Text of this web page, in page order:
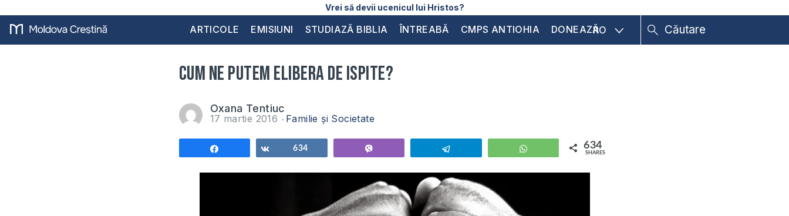
Vrei să devii ucenicul lui Hristos?
ARTICOLE EMISIUNI STUDIAZĂ BIBLIA ÎNTREABĂ CMPS ANTIOHIA DONEAZĂRO
Cum ne putem elibera de ispite?
Oxana Tentiuc
17 martie 2016 Familie și Societate
Share634 WhatsApp 634
SHARES